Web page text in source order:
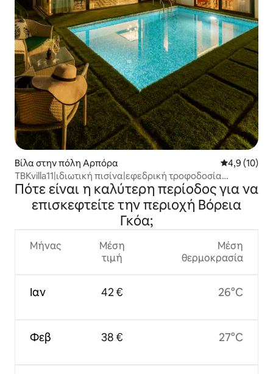
Βίλα στην πόλη Αρπόρα Μέση
4,9 (10)
TBKvilla11|ιδιωτική πισίνα|εφεδρική τροφοδοσία
inverter|επιστάτης
Πότε είναι η καλύτερη περίοδος για να
επισκεφτείτε την περιοχή Βόρεια
Γκόα;
Μήνας
Ιαν
Φεβ
Μέση
τιμή
42 €
38 €
Μέση
θερμοκρασία
26°C
27°C